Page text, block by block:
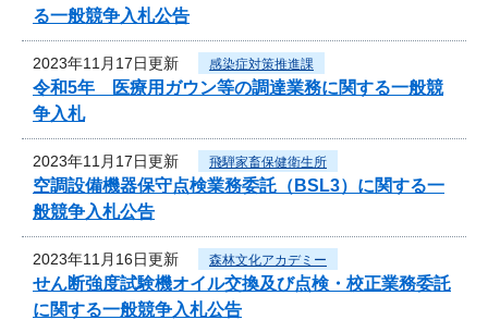
る一般競争入札公告
2023年11月17日更新 感染症対策推進課
令和5年 医療用ガウン等の調達業務に関する一般競
争入札
2023年11月17日更新 飛騨家畜保健衛生所
空調設備機器保守点検業務委託（BSL3）に関する一
般競争入札公告
2023年11月16日更新 森林文化アカデミー
せん断強度試験機オイル交換及び点検・校正業務委託
に関する一般競争入札公告